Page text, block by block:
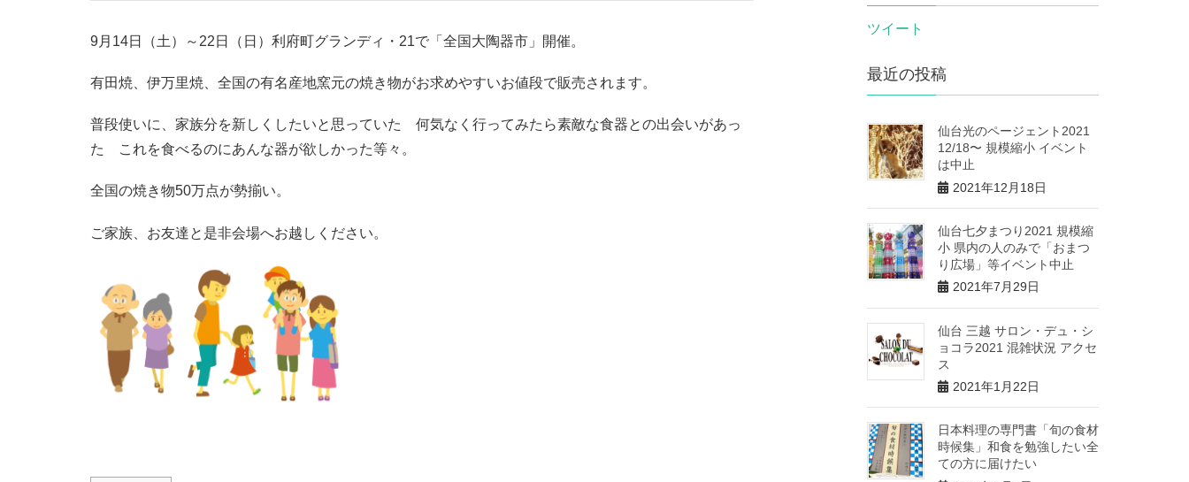
9月14日（土）～22日（日）利府町グランディ・21で「全国大陶器市」開催。
有田焼、伊万里焼、全国の有名産地窯元の焼き物がお求めやすいお値段で販売されます。
普段使いに、家族分を新しくしたいと思っていた 何気なく行ってみたら素敵な食器との出会いがあっ
た これを食べるのにあんな器が欲しかった等々。
全国の焼き物50万点が勢揃い。
ご家族、お友達と是非会場へお越しください。
ツイート
最近の投稿
仙台光のページェント2021
12/18〜 規模縮小 イベント
は中止
2021年12月18日
仙台七夕まつり2021 規模縮
小 県内の人のみで「おまつ
り広場」等イベント中止
2021年7月29日
仙台 三越 サロン・デュ・シ
ョコラ2021 混雑状況 アクセ
ス
2021年1月22日
日本料理の専門書「旬の食材
時候集」和食を勉強したい全
ての方に届けたい